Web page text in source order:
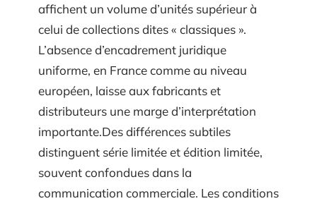
affichent un volume d’unités supérieur à
celui de collections dites « classiques ».
L’absence d’encadrement juridique
uniforme, en France comme au niveau
européen, laisse aux fabricants et
distributeurs une marge d’interprétation
importante.Des différences subtiles
distinguent série limitée et édition limitée,
souvent confondues dans la
communication commerciale. Les conditions